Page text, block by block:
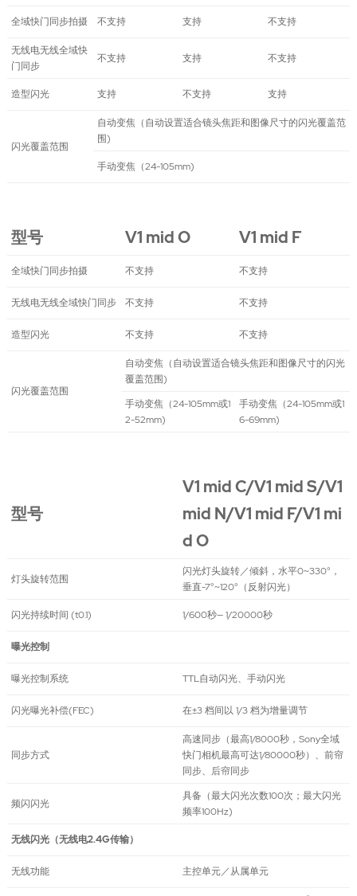
全域快门同步拍摄 不支持 支持 不支持
无线电无线全域快
门同步
不支持 支持 不支持
造型闪光 支持 不支持 支持
闪光覆盖范围
自动变焦（自动设置适合镜头焦距和图像尺寸的闪光覆盖范
围)
手动变焦（24-105mm)
型号 V1 mid O V1 mid F
全域快门同步拍摄 不支持 不支持
无线电无线全域快门同步 不支持 不支持
造型闪光 不支持 不支持
闪光覆盖范围
自动变焦（自动设置适合镜头焦距和图像尺寸的闪光
覆盖范围)
手动变焦（24-105mm或1
2-52mm)
手动变焦（24-105mm或1
6-69mm)
型号
V1 mid C/V1 mid S/V1
mid N/V1 mid F/V1 mi
d O
灯头旋转范围
闪光灯头旋转／倾斜，水平0~330°，
垂直-7°~120°（反射闪光）
闪光持续时间 (t0.1) 1/600秒— 1/20000秒
曝光控制
曝光控制系统 TTL自动闪光、手动闪光
闪光曝光补偿(FEC) 在±3 档间以 1/3 档为增量调节
同步方式
高速同步（最高1/8000秒，Sony全域
快门相机最高可达1/80000秒）、前帘
同步、后帘同步
频闪闪光
具备（最大闪光次数100次；最大闪光
频率100Hz)
无线闪光（无线电2.4G传输）
无线功能 主控单元／从属单元